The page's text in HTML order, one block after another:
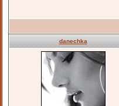
danechka